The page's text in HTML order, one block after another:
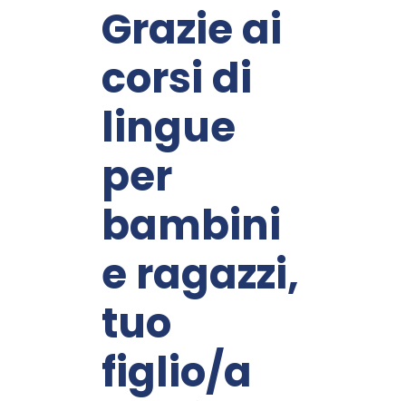
Grazie ai
corsi di
lingue
per
bambini
e ragazzi,
tuo
figlio/a